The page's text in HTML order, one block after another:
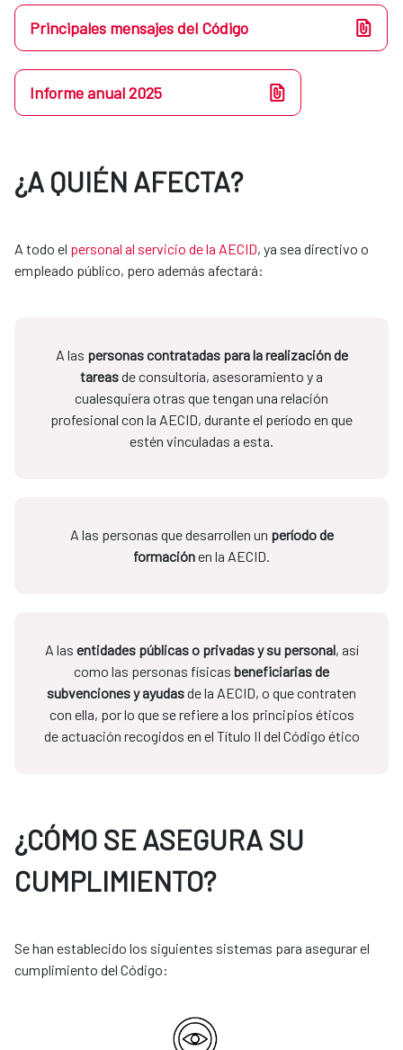
Principales mensajes del Código
Informe anual 2025
¿A QUIÉN AFECTA?
A todo el personal al servicio de la AECID, ya sea directivo o
empleado público, pero además afectará:
A las personas contratadas para la realización de
tareasde consultoría, asesoramiento y a
cualesquiera otras que tengan una relación
profesional con la AECID, durante el período en que
estén vinculadas a esta.
A las personas que desarrollen un período de
formaciónen la AECID.
A las entidades públicas o privadas y su personal, así
como las personas físicas beneficiarias de
subvenciones y ayudasde la AECID, o que contraten
con ella, por lo que se refiere a los principios éticos
de actuación recogidos en el Título II del Código ético
¿CÓMO SE ASEGURA SU
CUMPLIMIENTO?
Se han establecido los siguientes sistemas para asegurar el
cumplimiento del Código: